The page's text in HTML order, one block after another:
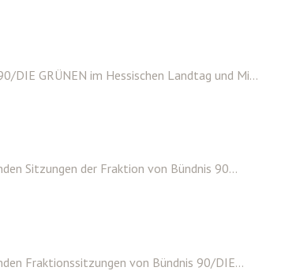
DIE GRÜNEN im Hessischen Landtag und Mi...
Sitzungen der Fraktion von Bündnis 90...
Fraktionssitzungen von Bündnis 90/DIE...